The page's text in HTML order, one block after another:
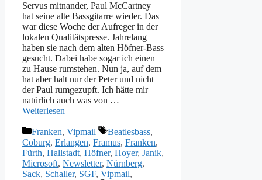
Servus mitnander, Paul McCartney
hat seine alte Bassgitarre wieder. Das
war diese Woche der Aufreger in der
lokalen Qualitätspresse. Jahrelang
haben sie nach dem alten Höfner-Bass
gesucht. Dabei habe sogar ich einen
zu Hause rumstehen. Nun ja, auf dem
hat aber halt nur der Peter und nicht
der Paul rumgezupft. Ich hätte mir
natürlich auch was von …
Weiterlesen
Kategorien
Franken, Vipmail Schlagwörter
Beatlesbass,
Coburg, Erlangen, Framus, Franken,
Fürth, Hallstadt, Höfner, Hoyer, Janik,
Microsoft, Newsletter, Nürnberg,
Sack, Schaller, SGF, Vipmail,